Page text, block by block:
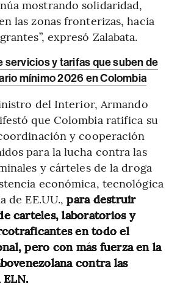
mostrando solidaridad,
las zonas fronterizas, hacia
expresó Zalabata.
servicios y tarifas que suben de
mínimo 2026 en Colombia
del Interior, Armando
que Colombia ratifica su
y cooperación
para la lucha contra las
y cárteles de la droga
económica, tecnológica
de EE.UU., para destruir
carteles, laboratorios y
en todo el
pero con más fuerza en la
contra las